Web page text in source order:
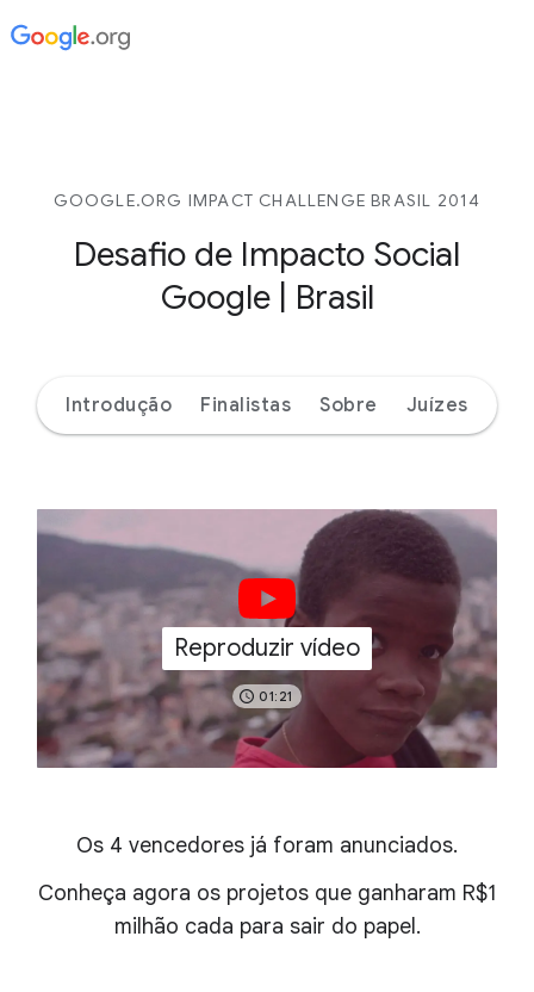
GOOGLE.ORG IMPACT CHALLENGE BRASIL 2014
Desafio de Impacto Social
Google | Brasil
Introdução Finalistas Sobre Juízes
Reproduzir vídeo
01:21
Os 4 vencedores já foram anunciados.
Conheça agora os projetos que ganharam R$1
milhão cada para sair do papel.